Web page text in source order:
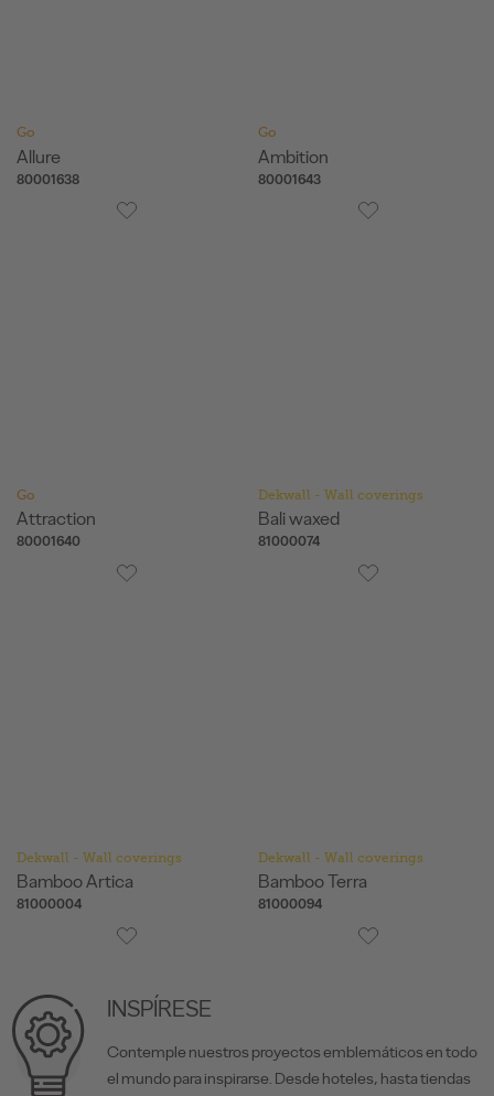
Go
Allure
80001638
Go
Ambition
80001643
Go
Attraction
80001640
Dekwall - Wall coverings
Bali waxed
81000074
Dekwall - Wall coverings
Bamboo Artica
81000004
Dekwall - Wall coverings
Bamboo Terra
81000094
INSPÍRESE
Contemple nuestros proyectos emblemáticos en todo
el mundo para inspirarse. Desde hoteles, hasta tiendas